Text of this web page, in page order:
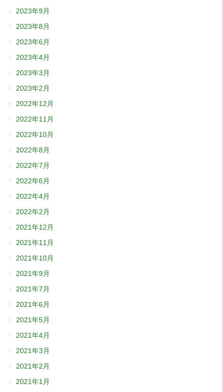
2023年9月
2023年8月
2023年6月
2023年4月
2023年3月
2023年2月
2022年12月
2022年11月
2022年10月
2022年8月
2022年7月
2022年6月
2022年4月
2022年2月
2021年12月
2021年11月
2021年10月
2021年9月
2021年7月
2021年6月
2021年5月
2021年4月
2021年3月
2021年2月
2021年1月